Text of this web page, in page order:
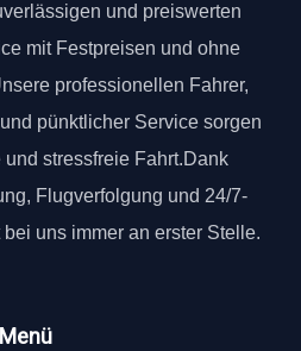
und preiswerten
mit Festpreisen und ohne
professionellen Fahrer,
pünktlicher Service sorgen
stressfreie Fahrt.Dank
Flugverfolgung und 24/7-
uns immer an erster Stelle.
Menü